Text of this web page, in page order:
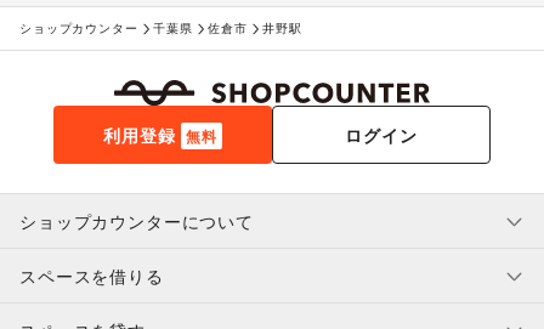
ショップカウンター 千葉県 佐倉市 井野駅
利用登録 無料 ログイン
ショップカウンターについて
利用規約・ガイドライン
スペースを借りる